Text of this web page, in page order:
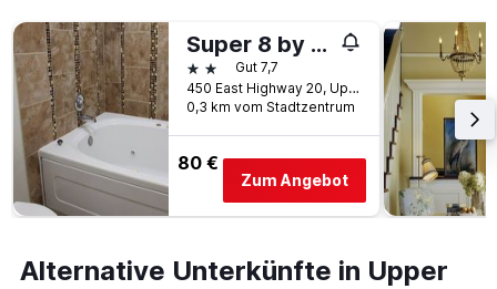
Super 8 by Wyndham Upper Lake
2 SterneGut 7,7
450 East Highway 20, Upper Lake, CA, USA
0,3 km vom Stadtzentrum
80 €
Zum Angebot
Alternative Unterkünfte in Upper